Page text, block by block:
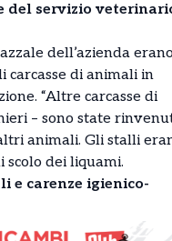
del servizio
dell’azienda erano
carcasse di animali in
“Altre carcasse di
– sono state
animali. Gli stalli
scolo dei liquami.
e carenze igienico-